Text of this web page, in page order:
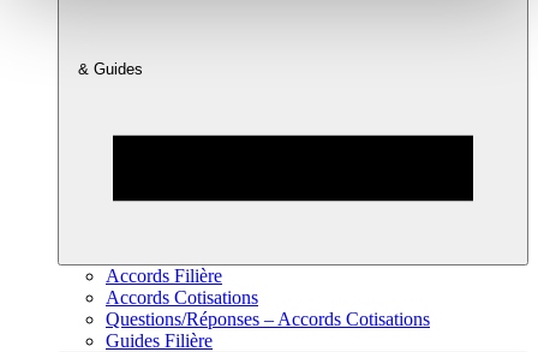
& Guides
Accords Filière
Accords Cotisations
Questions/Réponses – Accords Cotisations
Guides Filière